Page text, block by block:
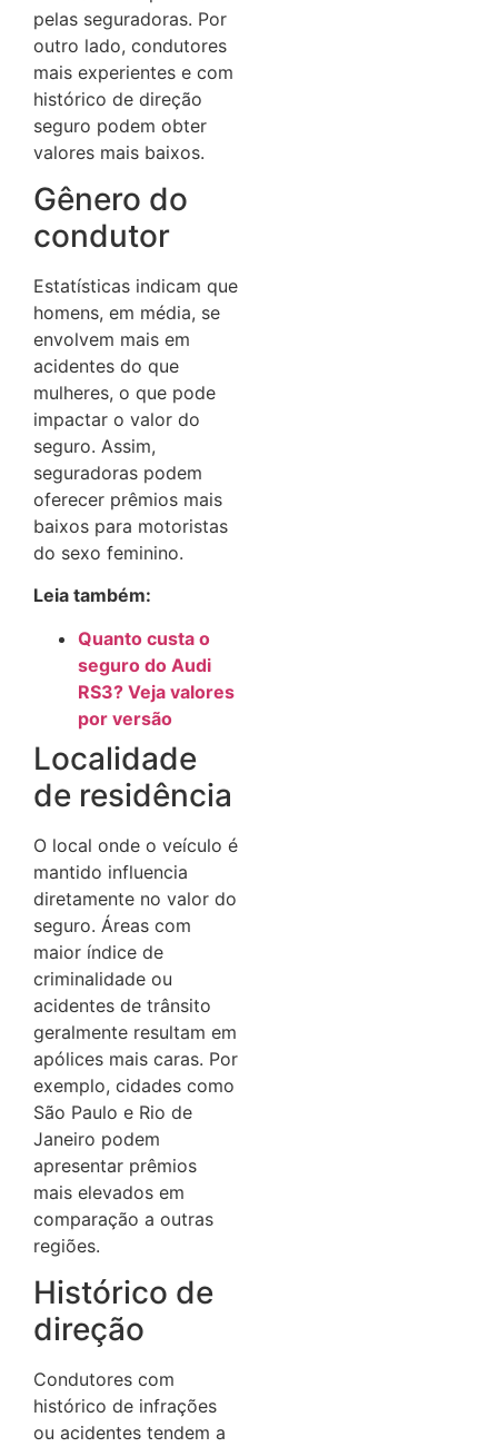
pelas seguradoras. Por
outro lado, condutores
mais experientes e com
histórico de direção
seguro podem obter
valores mais baixos.
Gênero do
condutor
Estatísticas indicam que
homens, em média, se
envolvem mais em
acidentes do que
mulheres, o que pode
impactar o valor do
seguro. Assim,
seguradoras podem
oferecer prêmios mais
baixos para motoristas
do sexo feminino.
Leia também:
Quanto custa o
seguro do Audi
RS3? Veja valores
por versão
Localidade
de residência
O local onde o veículo é
mantido influencia
diretamente no valor do
seguro. Áreas com
maior índice de
criminalidade ou
acidentes de trânsito
geralmente resultam em
apólices mais caras. Por
exemplo, cidades como
São Paulo e Rio de
Janeiro podem
apresentar prêmios
mais elevados em
comparação a outras
regiões.
Histórico de
direção
Condutores com
histórico de infrações
ou acidentes tendem a